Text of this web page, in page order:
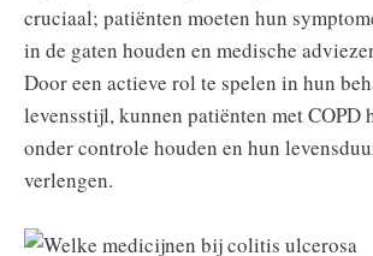
cruciaal; patiënten moeten hun
in de gaten houden en medische
Door een actieve rol te spelen in hun
levensstijl, kunnen patiënten met COPD
onder controle houden en hun
verlengen.